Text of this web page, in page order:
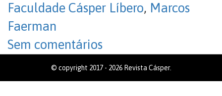
Faculdade Cásper Líbero, Marcos
Faerman
Sem comentários
© copyright 2017 - 2026 Revista Cásper.